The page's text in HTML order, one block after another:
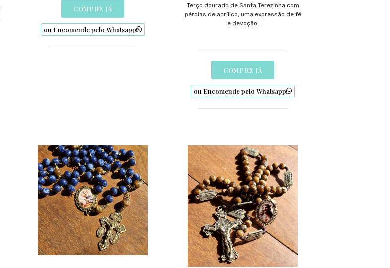
COMPRE JÁ
ou Encomende pelo Whatsapp
Terço dourado de Santa Terezinha com
pérolas de acrílico, uma expressão de fé
e devoção.
COMPRE JÁ
ou Encomende pelo Whatsapp